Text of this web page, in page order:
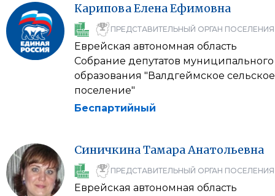
КариповаЕленаЕфимовна
ПРЕДСТАВИТЕЛЬНЫЙ ОРГАН ПОСЕЛЕНИЯ
Еврейская автономная область
Собрание депутатов муниципального
образования "Валдгеймское сельское
поселение"
Беспартийный
СиничкинаТамараАнатольевна
ПРЕДСТАВИТЕЛЬНЫЙ ОРГАН ПОСЕЛЕНИЯ
Еврейская автономная область